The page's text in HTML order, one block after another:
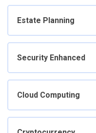
Estate Planning
Security Enhanced
Cloud Computing